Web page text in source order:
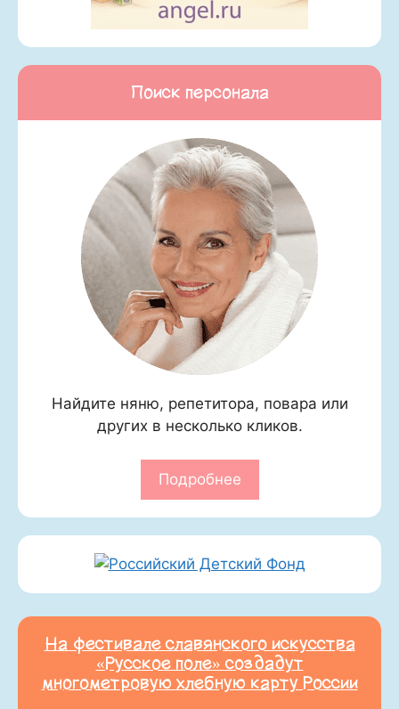
Поиск персонала
Найдите няню, репетитора, повара или
других в несколько кликов.
Подробнее
На фестивале славянского искусства
«Русское поле» создадут
многометровую хлебную карту России